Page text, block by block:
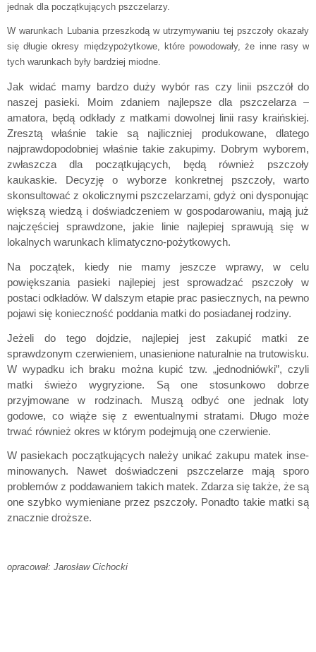
jednak dla początkujących pszczelarzy.
W warunkach Lubania przeszkodą w utrzymywaniu tej pszczoły okazały
się długie okresy międzypożytkowe, które powodowały, że inne rasy w
tych warunkach były bardziej miodne.
Jak widać mamy bardzo duży wybór ras czy linii pszczół do
naszej pasieki. Moim zdaniem najlepsze dla pszczelarza –
amatora, będą odkłady z matkami dowolnej linii rasy kraińskiej.
Zresztą właśnie takie są najliczniej produkowane, dlatego
najprawdopodobniej właśnie takie zakupimy. Dobrym wyborem,
zwłaszcza dla początkujących, będą również pszczoły
kaukaskie. Decyzję o wyborze konkretnej pszczoły, warto
skonsultować z okolicznymi pszczelarzami, gdyż oni dysponując
większą wiedzą i doświadczeniem w gospodarowaniu, mają już
najczęściej sprawdzone, jakie linie najlepiej sprawują się w
lokalnych warunkach klimatyczno-pożytkowych.
Na początek, kiedy nie mamy jeszcze wprawy, w celu
powiększania pasieki najlepiej jest sprowadzać pszczoły w
postaci odkładów. W dalszym etapie prac pasiecznych, na pewno
pojawi się konieczność poddania matki do posiadanej rodziny.
Jeżeli do tego dojdzie, najlepiej jest zakupić matki ze
sprawdzonym czerwieniem, unasienione naturalnie na trutowisku.
W wypadku ich braku można kupić tzw. „jednodniówki”, czyli
matki świeżo wygryzione. Są one stosunkowo dobrze
przyjmowane w rodzinach. Muszą odbyć one jednak loty
godowe, co wiąże się z ewentualnymi stratami. Długo może
trwać również okres w którym podejmują one czerwienie.
W pasiekach początkujących należy unikać zakupu matek inse­
minowanych. Nawet doświadczeni pszczelarze mają sporo
problemów z poddawaniem takich matek. Zdarza się także, że są
one szybko wymieniane przez pszczoły. Ponadto takie matki są
znacznie droższe.
opracował: Jarosław Cichocki